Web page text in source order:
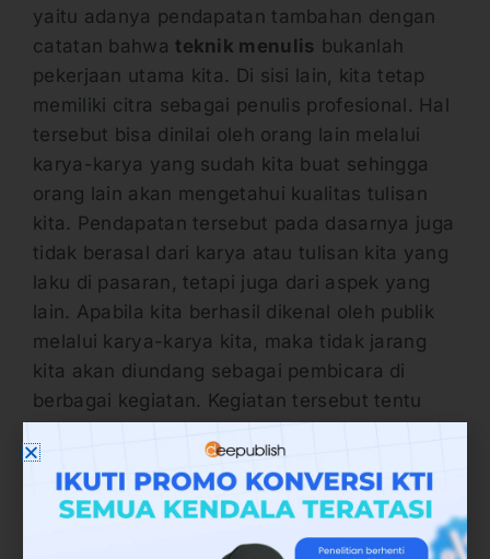
yaitu adanya pendapatan tambahan dengan
catatan bahwateknik menulis bukanlah
pekerjaan utama kita. Di sisi lain, kita tetap
memiliki citra sebagai penulis profesional. Hal
tersebut bisa dinilai oleh orang lain melalui
karya-karya yang sudah kita buat sehingga
orang lain akan mengetahui kualitas tulisan
kita. Pendapatan tersebut pada dasarnya juga
tidak berasal dari karya atau tulisan kita yang
laku di pasaran, tetapi juga dari aspek yang
lain. Apabila kita berhasil dikenal oleh publik
melalui karya-karya kita, maka tidak jarang
kita akan diundang sebagai pembicara di
berbagai kegiatan. Kegiatan tersebut tentu
kepada kita, meskipun terkadang jumlahnya
tidak bisa diprediksi, mulai dari jumlah yang
kita anggap kecil hingga besar. Intinya bahwa
kita tetap akan mendapatkan keuntungan